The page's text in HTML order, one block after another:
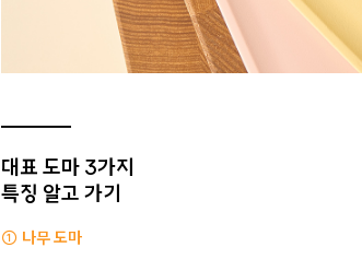
대표 도마 3가지
특징 알고 가기
① 나무 도마